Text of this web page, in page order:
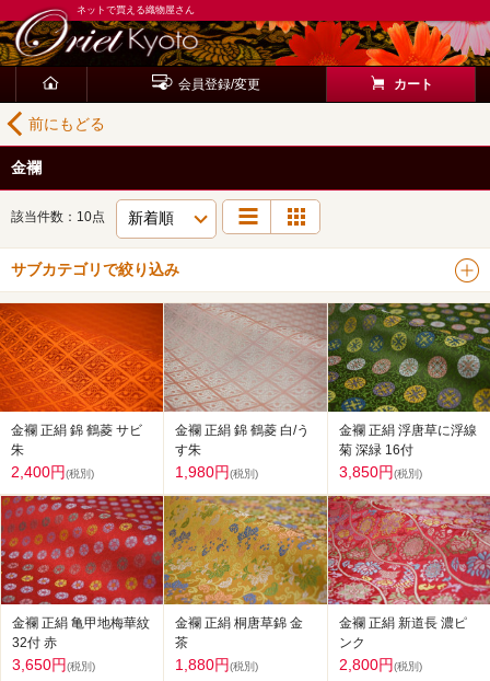
ネットで買える織物屋さん
会員登録/変更 カート
前にもどる
金襴
該当件数：10点
サブカテゴリで絞り込み
金襴 正絹 錦 鶴菱 サビ
朱
2,400円(税別)
金襴 正絹 錦 鶴菱 白/う
す朱
1,980円(税別)
金襴 正絹 浮唐草に浮線
菊 深緑 16付
3,850円(税別)
金襴 正絹 亀甲地梅華紋
32付 赤
3,650円(税別)
金襴 正絹 桐唐草錦 金
茶
1,880円(税別)
金襴 正絹 新道長 濃ピ
ンク
2,800円(税別)